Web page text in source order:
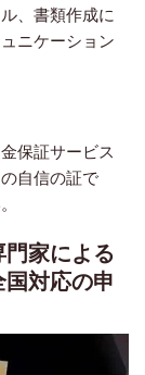
、書類作成に
ニケーション
保証サービス
自信の証で
門家による
国対応の申